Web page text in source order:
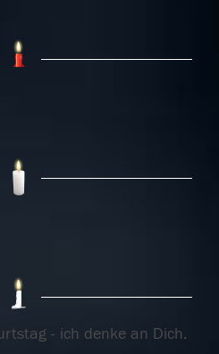
- ich denke an Dich.